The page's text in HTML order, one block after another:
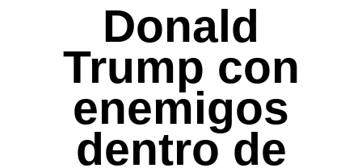
Donald
Trump con
enemigos
dentro de